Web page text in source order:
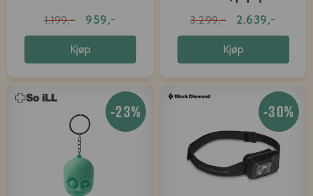
1.199,- 959,-
Kjøp
3.299,- 2.639,-
Kjøp
-23% -30%